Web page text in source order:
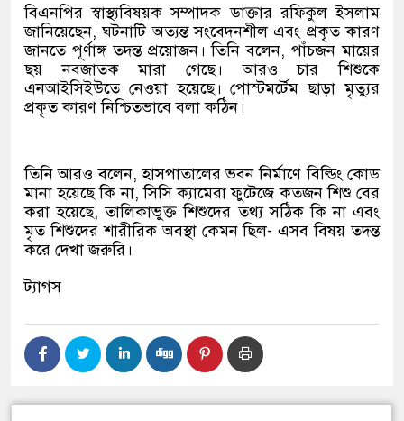
বিএনপির স্বাস্থ্যবিষয়ক সম্পাদক ডাক্তার রফিকুল ইসলাম
জানিয়েছেন, ঘটনাটি অত্যন্ত সংবেদনশীল এবং প্রকৃত কারণ
জানতে পূর্ণাঙ্গ তদন্ত প্রয়োজন। তিনি বলেন, পাঁচজন মায়ের
ছয় নবজাতক মারা গেছে। আরও চার শিশুকে
এনআইসিইউতে নেওয়া হয়েছে। পোস্টমর্টেম ছাড়া মৃত্যুর
প্রকৃত কারণ নিশ্চিতভাবে বলা কঠিন।
তিনি আরও বলেন, হাসপাতালের ভবন নির্মাণে বিল্ডিং কোড
মানা হয়েছে কি না, সিসি ক্যামেরা ফুটেজে কতজন শিশু বের
করা হয়েছে, তালিকাভুক্ত শিশুদের তথ্য সঠিক কি না এবং
মৃত শিশুদের শারীরিক অবস্থা কেমন ছিল- এসব বিষয় তদন্ত
করে দেখা জরুরি।
ট্যাগস